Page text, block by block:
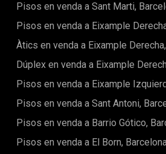
museus i excel·lent transport
detall ha estat pensat per garantir
viure-hi com per invertir-hi, és una
encant, funcionalitat i molta llum
nosaltres!El preu de l'immoble no
hipotecària (si escau).
Pisos en venda a Sant Marti,
Pisos en venda a Eixample
Àtics en venda a Eixample
Dúplex en venda a Eixample
Pisos en venda a Eixample
Pisos en venda a Sant Antoni,
Pisos en venda a Barrio Gótico,
Pisos en venda a El Born,